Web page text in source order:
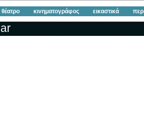
θέατρο κινηματογράφος εικαστικά